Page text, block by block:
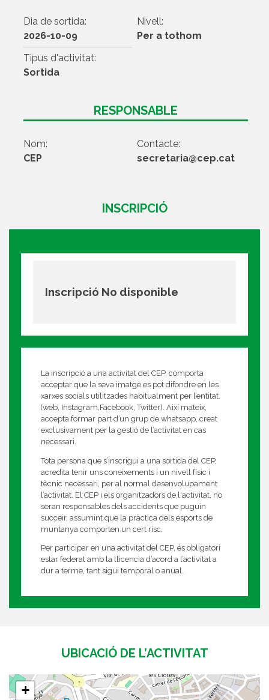
Dia de sortida:
2026-10-09
Nivell:
Per a tothom
Tipus d'activitat:
Sortida
RESPONSABLE
Nom:
CEP
Contacte:
secretaria@cep.cat
INSCRIPCIÓ
Inscripció No disponible
La inscripció a una activitat del CEP, comporta
acceptar que la seva imatge es pot difondre en les
xarxes socials utilitzades habitualment per l’entitat.
(web, Instagram,Facebook, Twitter). Així mateix,
accepta formar part d’un grup de whatsapp, creat
exclusivament per la gestió de l’activitat en cas
necessari.
Tota persona que s’inscrigui a una sortida del CEP,
acredita tenir uns coneixements i un nivell físic i
tècnic necessari, per al normal desenvolupament
l’activitat. El CEP i els organitzadors de l'activitat, no
seran responsables dels accidents que puguin
succeir, assumint que la pràctica dels esports de
muntanya comporten un cert risc.
Per participar en una activitat del CEP, és obligatori
estar federat amb la llicencia d’acord a l’activitat a
dur a terme, tant sigui temporal o anual.
UBICACIÓ DE L’ACTIVITAT
+